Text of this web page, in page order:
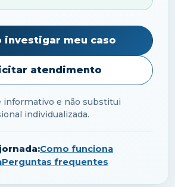
investigar meu caso
atendimento
informativo e não substitui
individualizada.
Como funciona
Perguntas frequentes